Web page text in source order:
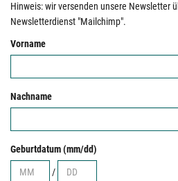
Hinweis: wir versenden unsere Newsletter
Newsletterdienst "Mailchimp".
Vorname
Nachname
Geburtdatum (mm/dd)
/